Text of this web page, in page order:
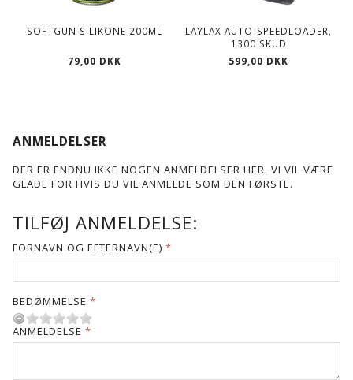
SOFTGUN SILIKONE 200ML
79,00 DKK
LAYLAX AUTO-SPEEDLOADER,
1300 SKUD
599,00 DKK
ANMELDELSER
DER ER ENDNU IKKE NOGEN ANMELDELSER HER. VI VIL VÆRE
GLADE FOR HVIS DU VIL ANMELDE SOM DEN FØRSTE.
TILFØJ ANMELDELSE:
FORNAVN OG EFTERNAVN(E)
BEDØMMELSE
ANMELDELSE